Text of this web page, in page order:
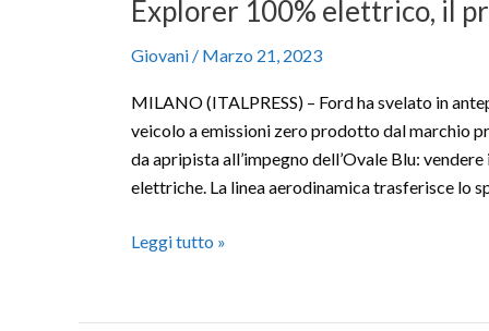
Explorer 100% elettrico, il
Giovani / Marzo 21, 2023
MILANO (ITALPRESS) – Ford ha svelato in
veicolo a emissioni zero prodotto dal marchio
da apripista all’impegno dell’Ovale Blu:
elettriche. La linea aerodinamica trasferisce lo
Leggi tutto »